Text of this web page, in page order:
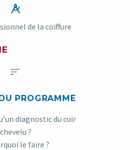


de la coiffure


PROGRAMME
diagnostic du cuir
chevelu ?
le faire ?